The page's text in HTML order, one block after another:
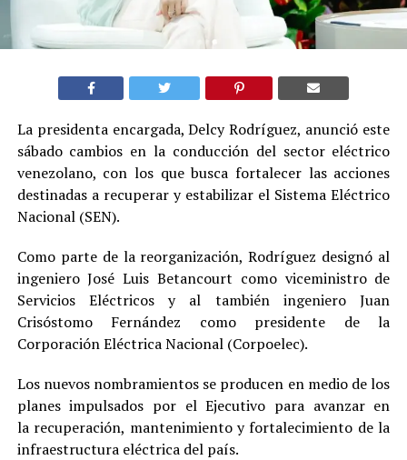
La presidenta encargada, Delcy Rodríguez, anunció este
sábado cambios en la conducción del sector eléctrico
venezolano, con los que busca fortalecer las acciones
destinadas a recuperar y estabilizar el Sistema Eléctrico
Nacional (SEN).
Como parte de la reorganización, Rodríguez designó al
ingeniero José Luis Betancourt como viceministro de
Servicios Eléctricos y al también ingeniero Juan
Crisóstomo Fernández como presidente de la
Corporación Eléctrica Nacional (Corpoelec).
Los nuevos nombramientos se producen en medio de los
planes impulsados por el Ejecutivo para avanzar en
la recuperación, mantenimiento y fortalecimiento de la
infraestructura eléctrica del país.